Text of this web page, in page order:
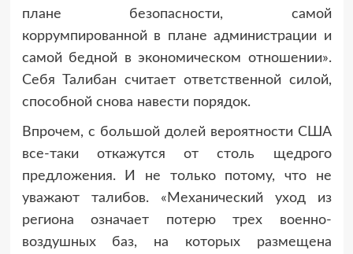
плане безопасности, самой
коррумпированной в плане администрации и
самой бедной в экономическом отношении».
Себя Талибан считает ответственной силой,
способной снова навести порядок.
Впрочем, с большой долей вероятности США
все-таки откажутся от столь щедрого
предложения. И не только потому, что не
уважают талибов. «Механический уход из
региона означает потерю трех военно-
воздушных баз, на которых размещена